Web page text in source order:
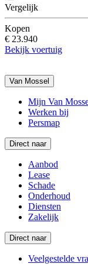
Vergelijk
Kopen
€ 23.940
Bekijk voertuig
Van Mossel
Mijn Van
Werken bij
Persmap
Direct naar
Aanbod
Lease
Schade
Onderhoud
Diensten
Zakelijk
Direct naar
Veelgestelde